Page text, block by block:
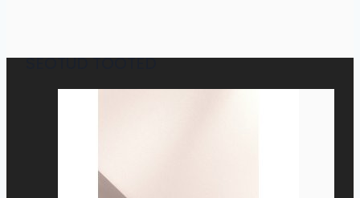
SEOTUD TOOTED